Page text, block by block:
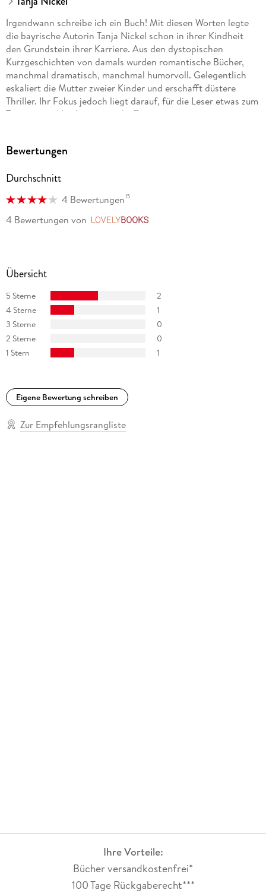
Irgendwann schreibe ich ein Buch! Mit diesen Worten legte
die bayrische Autorin Tanja Nickel schon in ihrer Kindheit
den Grundstein ihrer Karriere. Aus den dystopischen
Kurzgeschichten von damals wurden romantische Bücher,
manchmal dramatisch, manchmal humorvoll. Gelegentlich
eskaliert die Mutter zweier Kinder und erschafft düstere
Thriller. Ihr Fokus jedoch liegt darauf, für die Leser etwas zum
Träumen und Lachen zu erschaffen.
Bücher, oder tobt sich, mit einer Häkelnadel bewaffnet, an
neues: Irgendwann lande ich einen Bestseller!
Bewertungen
Durchschnitt
4 Bewertungen15
4 Bewertungen von
Übersicht
5 Sterne
2
4 Sterne
1
3 Sterne
0
2 Sterne
0
1 Stern
1
Eigene Bewertung schreiben
Zur Empfehlungsrangliste
Ihre Vorteile:
Bücher versandkostenfrei*
100 Tage Rückgaberecht***